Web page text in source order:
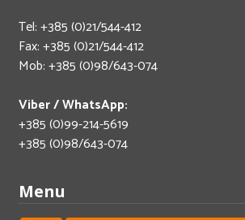
Tel: +385 (0)21/544-412
Fax: +385 (0)21/544-412
Mob: +385 (0)98/643-074
Viber / WhatsApp:
+385 (0)99-214-5619
+385 (0)98/643-074
Menu